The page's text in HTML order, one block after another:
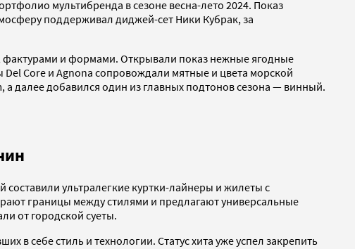
мультибренда в сезоне весна-лето 2024. Показ
поддерживал диджей-сет Ники Кубрак, за
фактурами и формами. Открывали показ нежные ягодные
Core и Agnona сопровождали мятные и цвета морской
далее добавился один из главных подтонов сезона — винный.
ультралегкие куртки-лайнеры и жилеты с
границы между стилями и предлагают универсальные
от городской суеты.
в себе стиль и технологии. Статус хита уже успел закрепить